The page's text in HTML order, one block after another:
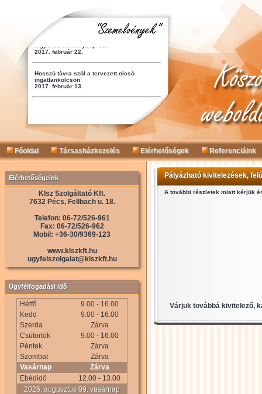
Főoldal Társasházkezelés Elérhetőségek Referenciáink
Elérhetőségeink
Klsz Szolgáltató Kft.
7632 Pécs, Fellbach u. 18.
Telefon: 06-72/526-961
Fax: 06-72/526-962
Mobil: +36-30/9369-123
www.klszkft.hu
ugyfelszolgalat@klszkft.hu
Ügyfélfogadási idő
Hétfő
9.00 - 16.00
Kedd
9.00 - 16.00
Szerda
Zárva
Csütörtök
9.00 - 16.00
Péntek
Zárva
Szombat
Zárva
Vasárnap
Zárva
Ebédidő
12.00 - 13.00
2026. augusztus 09. vasárnap
Pályázható kivitelezések,
A további részletek miatt kérjük
Várjuk továbbá kivitelező,